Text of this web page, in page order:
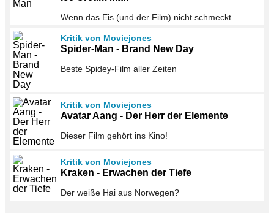
Wenn das Eis (und der Film) nicht schmeckt
Kritik von Moviejones
Spider-Man - Brand New Day
Beste Spidey-Film aller Zeiten
Kritik von Moviejones
Avatar Aang - Der Herr der Elemente
Dieser Film gehört ins Kino!
Kritik von Moviejones
Kraken - Erwachen der Tiefe
Der weiße Hai aus Norwegen?